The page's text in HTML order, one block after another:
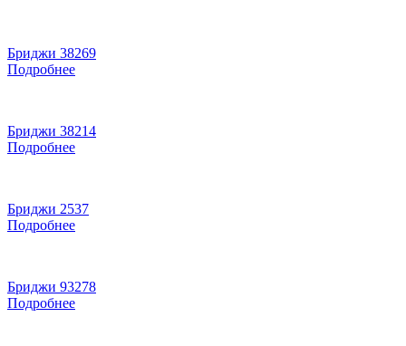
Бриджи 38269
Подробнее
Бриджи 38214
Подробнее
Бриджи 2537
Подробнее
Бриджи 93278
Подробнее